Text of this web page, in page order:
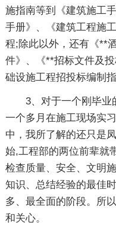
施指南等到《建筑施工
手册》、《建筑工程施
程;除此以外，还有《**
件》、《**招标文件及
础设施工程招投标编制
3、对于一个刚毕业
一个多月在施工现场实
中，我所了解的还只是
始,工程部的两位前辈就
检查质量、安全、文明
知识、总结经验的最佳
多、最全面的阶段。所
和关心。